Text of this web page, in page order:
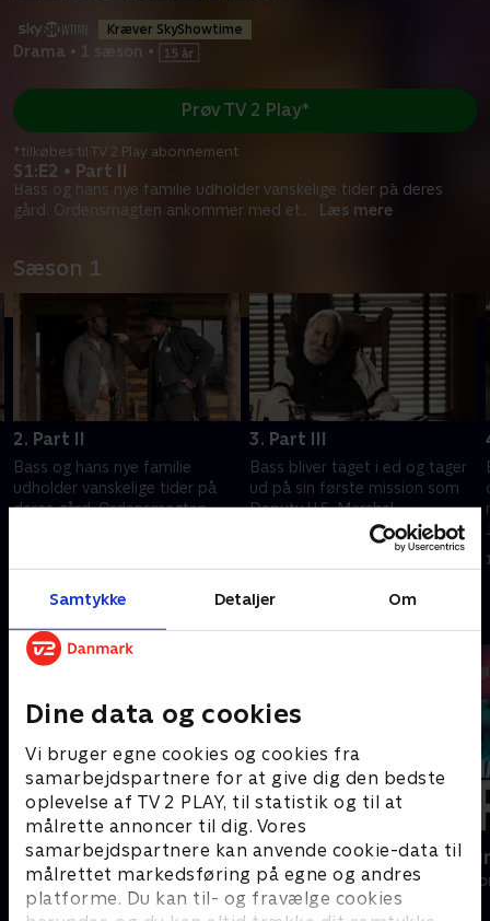
Samtykke Detaljer Om
Dine data og cookies
Vi bruger egne cookies og cookies fra
samarbejdspartnere for at give dig den bedste
oplevelse af TV 2 PLAY, til statistik og til at
målrette annoncer til dig. Vores
samarbejdspartnere kan anvende cookie-data til
målrettet markedsføring på egne og andres
platforme. Du kan til- og fravælge cookies
Kræver SkyShowtime
Drama • 1 sæson •
S1:E2 • Part II
Bass og hans nye familie udholder vanskelige tider på deres
gård. Ordensmagten ankommer med et... Læs mere
Prøv TV 2 Play*
*tilkøbes til TV 2 Play abonnement
Sæson 1
2. Part II
Bass og hans nye familie
udholder vanskelige tider på
deres gård. Ordensmagten
på en mission
3. Part III
Bass bliver taget i ed og tager
ud på sin første mission som
Deputy U.S. Marshal.
Underwood-banden slår til,
efter Bass er blevet inddraget i
en hemmelighed
Andre så også
De vildeste helte
Drama • 1 sæsoner
Happy
Drama • 1